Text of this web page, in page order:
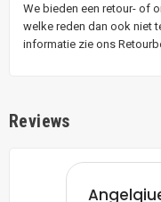
We bieden een retour- of
welke reden dan ook niet
informatie zie ons
Reviews